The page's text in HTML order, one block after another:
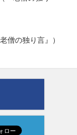
僧の独り言』）